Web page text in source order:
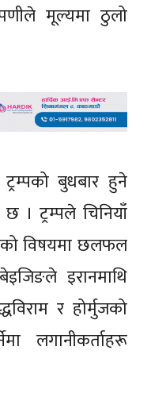
मूल्यमा ठुलो
बुधबार हुने
। ट्रम्पले चिनियाँ
विषयमा छलफल
इरानमाथि
र होर्मुजको
लगानीकर्ताहरू